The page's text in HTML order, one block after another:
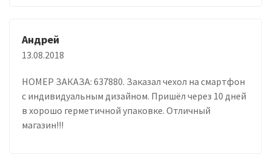
Андрей
13.08.2018
НОМЕР ЗАКАЗА: 637880. Заказал чехол на смартфон
с индивидуальным дизайном. Пришёл через 10 дней
в хорошо герметичной упаковке. Отличный
магазин!!!